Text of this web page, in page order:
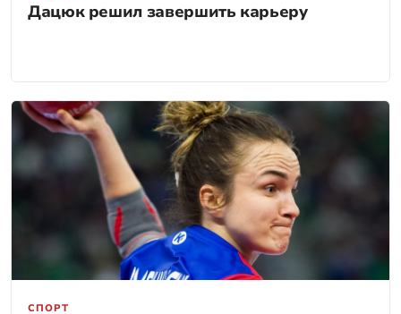
Дацюк решил завершить карьеру
СПОРТ